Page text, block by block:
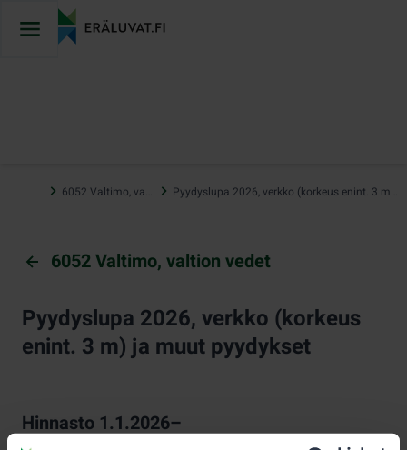
sisältöön
… 6052 Valtimo, valtion vedet Pyydyslupa 2026, verkko (korkeus enint. 3 m) ja muut pyydykset
6052 Valtimo, valtion vedet
Pyydyslupa 2026, verkko (korkeus
enint. 3 m) ja muut pyydykset
Hinnasto 1.1.2026–